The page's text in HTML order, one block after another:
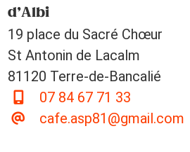
d’Albi
19 place du Sacré Chœur
St Antonin de Lacalm
81120 Terre-de-Bancalié
07 84 67 71 33
cafe.asp81@gmail.com